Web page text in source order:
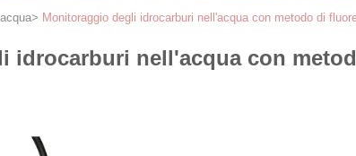
> Monitoraggio degli idrocarburi nell'acqua con metodo di
idrocarburi nell'acqua con